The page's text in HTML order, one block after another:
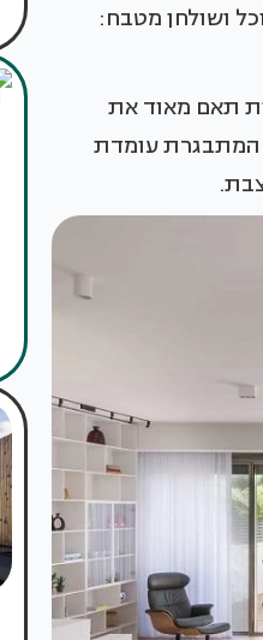
ושולחן מטבח:
תאם מאוד את
המתבגרת עומדת